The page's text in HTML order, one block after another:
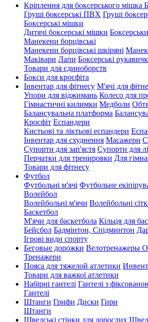
Кріплення для боксерського мішка
Груші боксерські ПВХ Груші
Боксерські мішки
Дитячі боксерські мішки
Манекени борцівські
Манекени борцівські шкіряні
Маківари Лапи Боксерські
Товари для єдиноборств
Бокси для кросфіта
Інвентар для фітнесу М'ячі для
Упори для віджимань Колесо для
Гімнастичні килимки Медболи
Балансувальна платформа
Кросфіт Еспандери
Кистьові та ліктьові еспандери
Інвентар для схуднення Масажери
Супорти для зап'ястя Супорти для
Перчатки для тренировки Для
Товари для фітнесу
Футбол
Футбольні м'ячі Футбольне
Волейбол
Волейбольні м'ячи Волейбольні
Баскетбол
М'ячи для баскетбола Кільця для
Бейсбол Бадмінтон, Спідминтон
Ігрові види спорту
Беговые дорожки Велотренажеры
Тренажери
Пояса для тяжелой атлетики
Товари для важкої атлетики
Набірні гантелі Гантелі з
Гантелі
Штанги Грифи Диски Гири
Штанги
Шведські стінки для дорослих